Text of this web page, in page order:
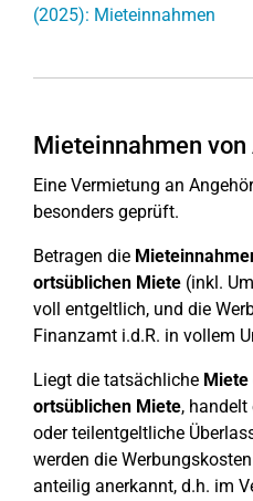
(2025): Mieteinnahmen
Mieteinnahmen
Eine Vermietung an
besonders geprüft.
Betragen die
ortsüblichen Miete (inkl.
voll entgeltlich, und die
Finanzamt i.d.R. in vollem
Liegt die tatsächliche Miete
ortsüblichen Miete,
oder teilentgeltliche
werden die
anteilig anerkannt, d.h. im